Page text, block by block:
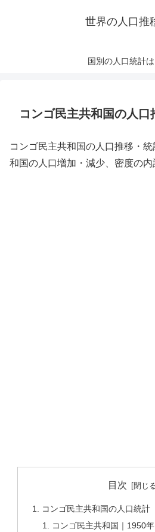
世界の人口推
国別の人口統計
コンゴ民主共和国の人口
コンゴ民主共和国の人口推移・
和国の人口増加・減少、密度の内
目次
コンゴ民主共和国の人口統計
コンゴ民主共和国｜1950